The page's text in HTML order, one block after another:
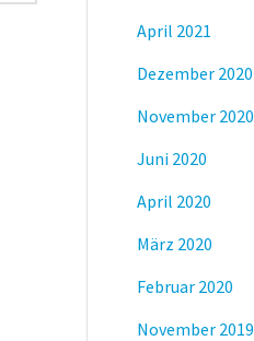
April 2021
Dezember 2020
November 2020
Juni 2020
April 2020
März 2020
Februar 2020
November 2019